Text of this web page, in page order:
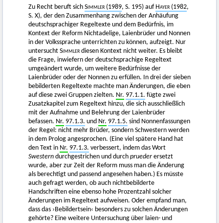
Zu Recht beruft sich Simmler (1989, S. 195) auf Hayer (1982,
S. X), der den Zusammenhang zwischen der Anhäufung
deutschsprachiger Regeltexte und dem Bedürfnis, im
Kontext der Reform Nichtadelige, Laienbrüder und Nonnen
in der Volkssprache unterrichten zu können, aufzeigt. Nur
untersucht Simmler diesen Kontext nicht weiter. Es bleibt
die Frage, inwiefern der deutschsprachige Regeltext
umgeändert wurde, um weitere Bedürfnisse der
Laienbrüder oder der Nonnen zu erfüllen. In drei der sieben
bebilderten Regeltexte machte man Änderungen, die eben
auf diese zwei Gruppen zielten. Nr. 97.1.1. fügte zwei
Zusatzkapitel zum Regeltext hinzu, die sich ausschließlich
mit der Aufnahme und Belehrung der Laienbrüder
befassen. Nr. 97.1.3. und Nr. 97.1.5. sind Nonnenfassungen
der Regel: nicht mehr Brüder, sondern Schwestern werden
in dem Prolog angesprochen. (Eine viel spätere Hand hat
den Text in Nr. 97.1.3. verbessert, indem das Wort
Swestern durchgestrichen und durch prueder ersetzt
wurde, aber zur Zeit der Reform muss man die Änderung
als berechtigt und passend angesehen haben.) Es müsste
auch gefragt werden, ob auch nichtbebilderte
Handschriften eine ebenso hohe Prozentzahl solcher
Änderungen im Regeltext aufweisen. Oder empfand man,
dass das ›Bebildertsein‹ besonders zu solchen Änderungen
gehörte? Eine weitere Untersuchung über laien- und